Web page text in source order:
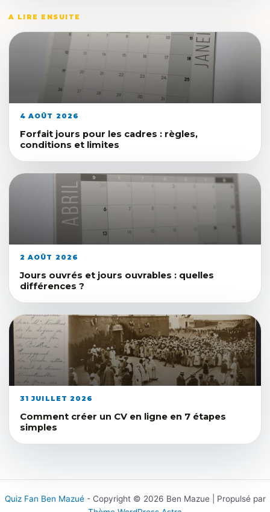
A LIRE ENSUITE
4 AOÛT 2026
Forfait jours pour les cadres : règles,
conditions et limites
2 AOÛT 2026
Jours ouvrés et jours ouvrables : quelles
différences ?
31 JUILLET 2026
Comment créer un CV en ligne en 7 étapes
simples
Quiz Fan Ben Mazué- Copyright © 2026 Ben Mazue | Propulsé par